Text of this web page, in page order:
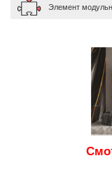
Элемент